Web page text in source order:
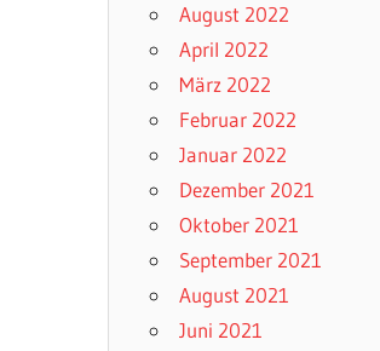
August 2022
April 2022
März 2022
Februar 2022
Januar 2022
Dezember 2021
Oktober 2021
September 2021
August 2021
Juni 2021